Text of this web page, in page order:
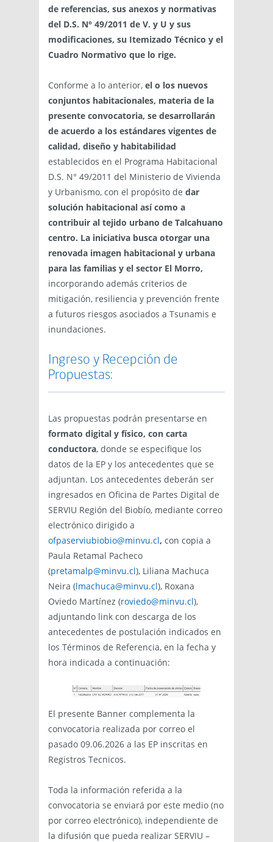
de referencias, sus anexos y normativas
del D.S. N° 49/2011 de V. y U y sus
modificaciones, su Itemizado Técnico y el
Cuadro Normativo que lo rige.
Conforme a lo anterior, el o los nuevos
conjuntos habitacionales, materia de la
presente convocatoria, se desarrollarán
de acuerdo a los estándares vigentes de
calidad, diseño y habitabilidad
establecidos en el Programa Habitacional
D.S. N° 49/2011 del Ministerio de Vivienda
y Urbanismo, con el propósito de dar
solución habitacional así como a
contribuir al tejido urbano de Talcahuano
centro. La iniciativa busca otorgar una
renovada imagen habitacional y urbana
para las familias y el sector El Morro,
incorporando además criterios de
mitigación, resiliencia y prevención frente
a futuros riesgos asociados a Tsunamis e
inundaciones.
Ingreso y Recepción de
Propuestas:
Las propuestas podrán presentarse en
formato digital y físico, con carta
conductora, donde se especifique los
datos de la EP y los antecedentes que se
adjuntan. Los antecedentes deberán ser
ingresados en Oficina de Partes Digital de
SERVIU Región del Biobío, mediante correo
electrónico dirigido a
ofpaserviubiobio@minvu.cl, con copia a
Paula Retamal Pacheco
(pretamalp@minvu.cl), Liliana Machuca
Neira (lmachuca@minvu.cl), Roxana
Oviedo Martínez (roviedo@minvu.cl),
adjuntando link con descarga de los
antecedentes de postulación indicados en
los Términos de Referencia, en la fecha y
hora indicada a continuación:
El presente Banner complementa la
convocatoria realizada por correo el
pasado 09.06.2026 a las EP inscritas en
Registros Tecnicos.
Toda la información referida a la
convocatoria se enviará por este medio (no
por correo electrónico), independiente de
la difusión que pueda realizar SERVIU –